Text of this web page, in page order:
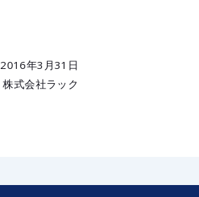
2016年3月31日
株式会社ラック